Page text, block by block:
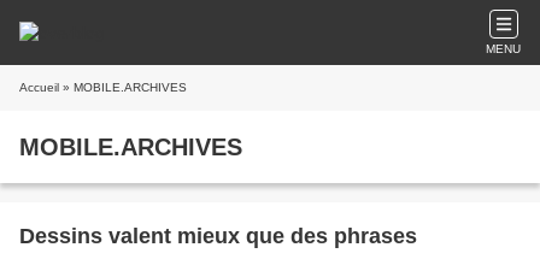
MENU
Accueil » MOBILE.ARCHIVES
MOBILE.ARCHIVES
Dessins valent mieux que des phrases